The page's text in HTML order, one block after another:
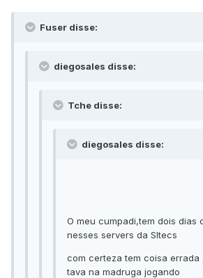
Fuser disse:
diegosales disse:
Tche disse:
diegosales disse:
O meu cumpadi,tem dois dias
nesses servers da SItecs
com certeza tem coisa errada
tava na madruga jogando